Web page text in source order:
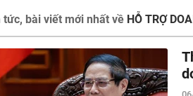
19:49
Tự uống 3
19:40
Ô tô biển Hà
19:35
Bữa ăn vợ
19:32
Trung Quốc
thế mạnh
tức, bài viết mới nhất về HỖ TRỢ